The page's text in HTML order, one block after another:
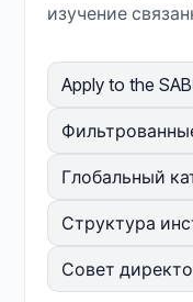
изучение
Apply to the SAB
Глобальный
Структура
Совет